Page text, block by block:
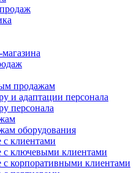
продажам
и адаптации персонала
персонала
оборудования
с клиентами
с ключевыми клиентами
с корпоративными клиентами